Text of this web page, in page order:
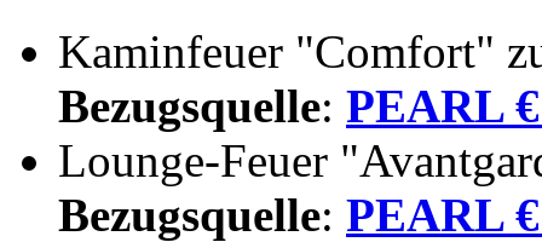
Kaminfeuer "Comfort"
Bezugsquelle: PEARL
Lounge-Feuer
Bezugsquelle: PEARL